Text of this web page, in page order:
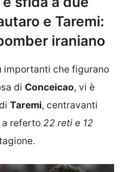
e Taremi:
iraniano
importanti che figurano
di Conceicao, vi è
Taremi, centravanti
a referto 22 reti e 12